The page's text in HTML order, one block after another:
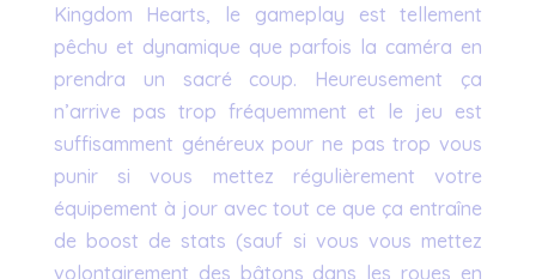
Kingdom Hearts, le gameplay est tellement
pêchu et dynamique que parfois la caméra en
prendra un sacré coup. Heureusement ça
n’arrive pas trop fréquemment et le jeu est
suffisamment généreux pour ne pas trop vous
punir si vous mettez régulièrement votre
équipement à jour avec tout ce que ça entraîne
de boost de stats (sauf si vous vous mettez
volontairement des bâtons dans les roues en